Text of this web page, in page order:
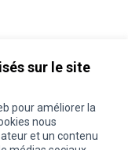
sur le site
pour améliorer la
nous
et un contenu